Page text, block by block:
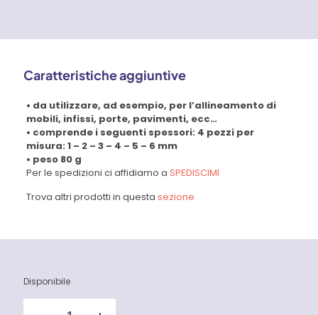
Caratteristiche aggiuntive
• da utilizzare, ad esempio, per l’allineamento di
mobili, infissi, porte, pavimenti, ecc…
• comprende i seguenti spessori: 4 pezzi per
misura: 1 – 2 – 3 – 4 – 5 – 6 mm
• peso 80 g
Per le spedizioni ci affidiamo a SPEDISCIMI
Trova altri prodotti in questa sezione
Disponibile